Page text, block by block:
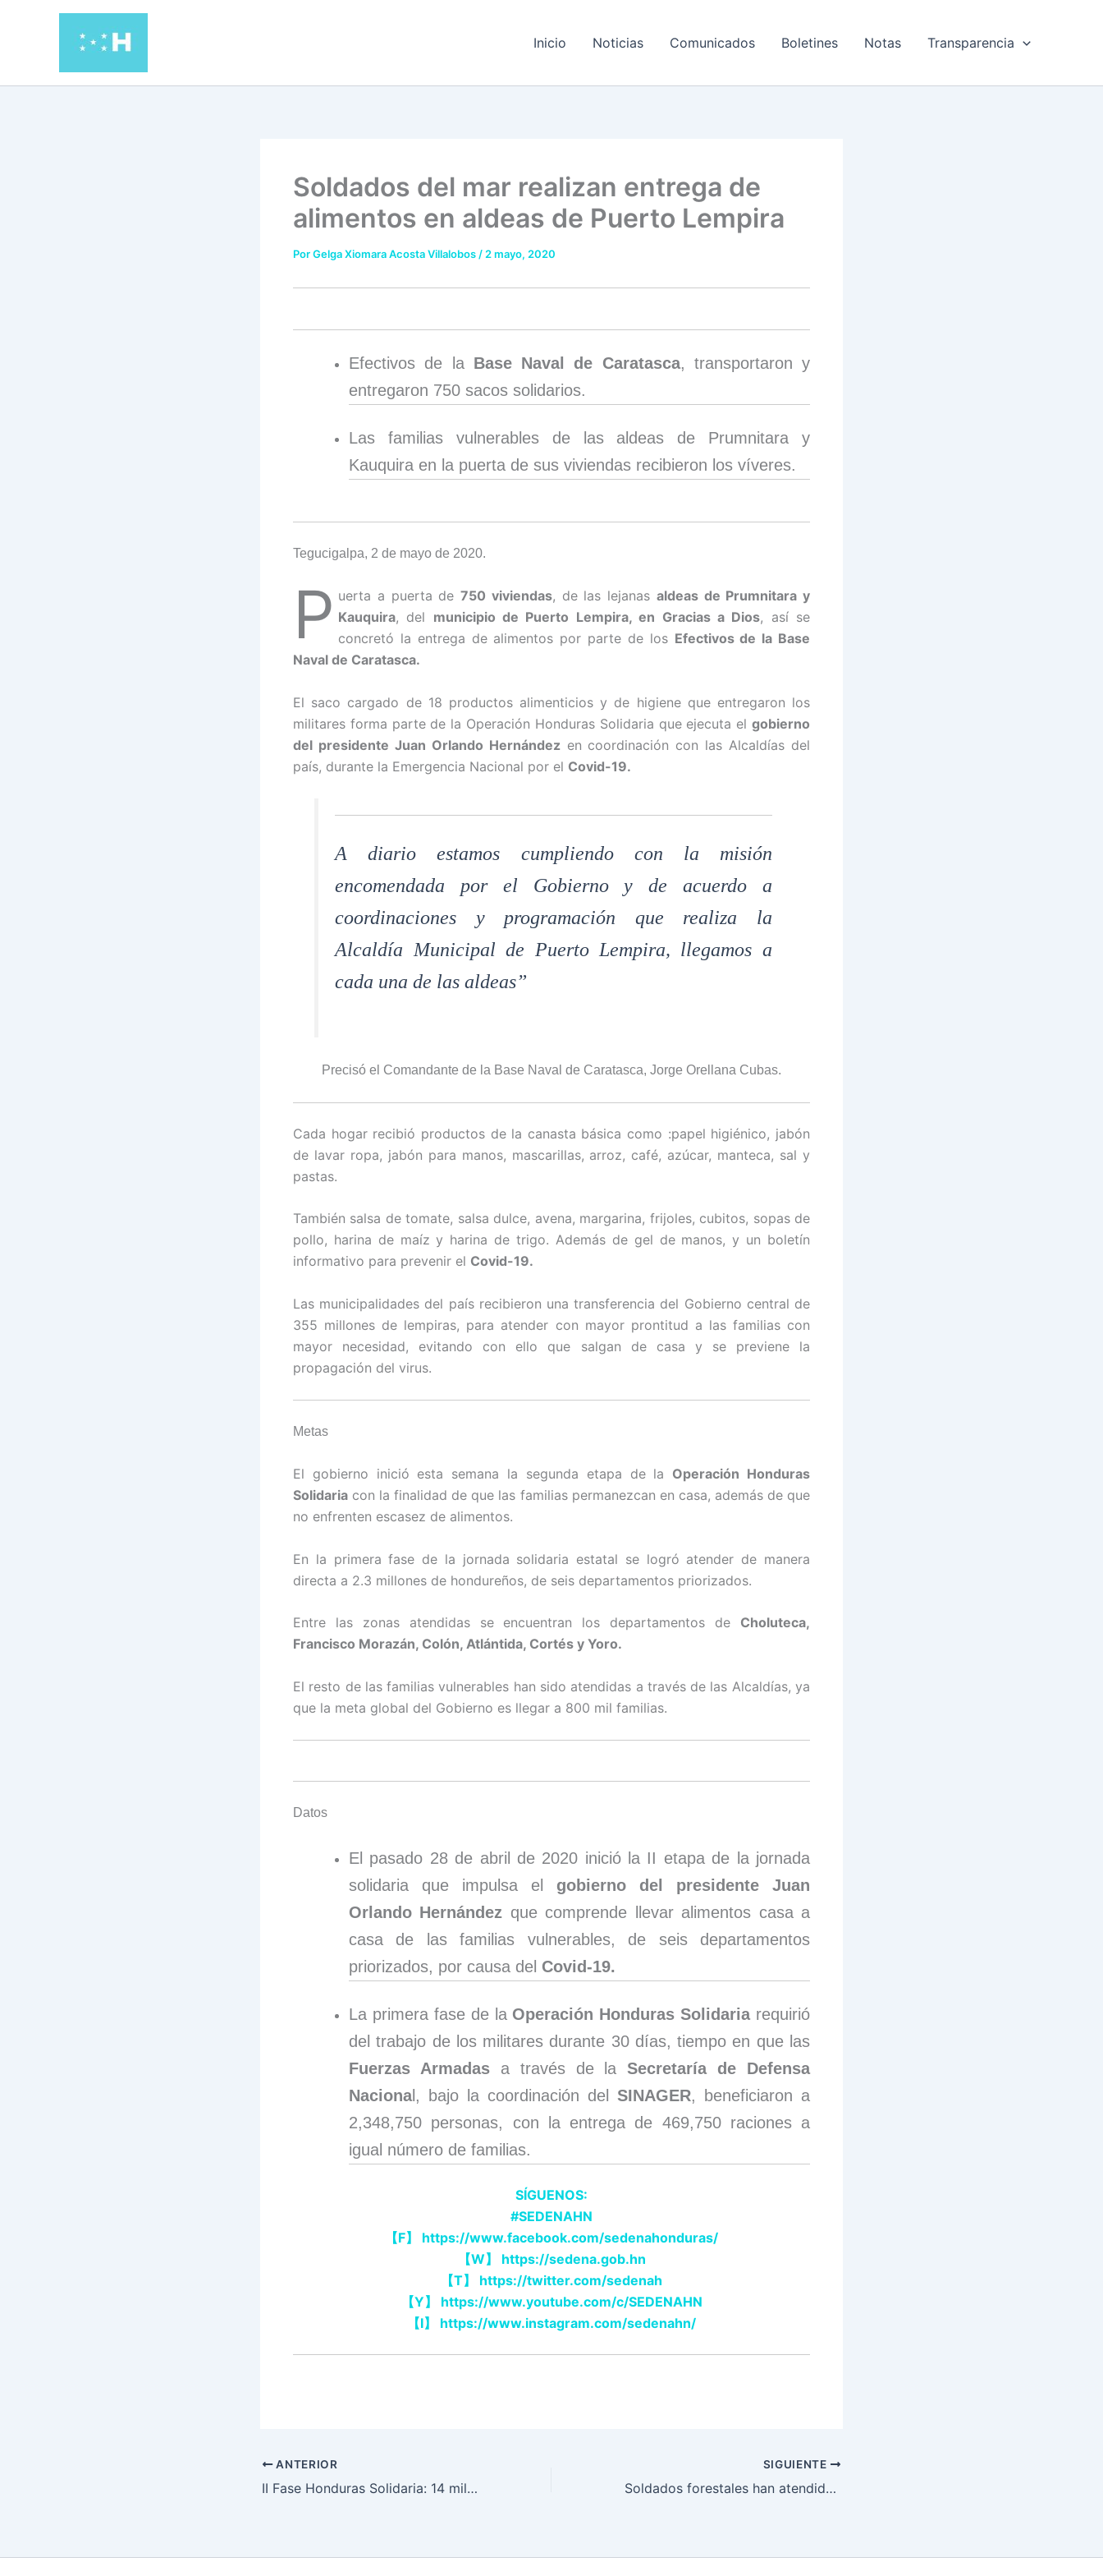
Inicio Noticias Comunicados Boletines Notas Transparencia
Soldados del mar realizan entrega de
alimentos en aldeas de Puerto Lempira
PorGelga Xiomara Acosta Villalobos / 2 mayo, 2020
Efectivos de la Base Naval de Caratasca, transportaron y
entregaron 750 sacos solidarios.
Las familias vulnerables de las aldeas de Prumnitara y
Kauquira en la puerta de sus viviendas recibieron los víveres.
Tegucigalpa, 2 de mayo de 2020.
P uerta a puerta de 750 viviendas, de las lejanas aldeas de Prumnitara y
Kauquira, del municipio de Puerto Lempira, en Gracias a Dios, así se
concretó la entrega de alimentos por parte de los Efectivos de la Base
Naval de Caratasca.
El saco cargado de 18 productos alimenticios y de higiene que entregaron los
militares forma parte de la Operación Honduras Solidaria que ejecuta el gobierno
del presidente Juan Orlando Hernándezen coordinación con las Alcaldías del
país, durante la Emergencia Nacional por el Covid-19.
A diario estamos cumpliendo con la misión
encomendada por el Gobierno y de acuerdo a
coordinaciones y programación que realiza la
Alcaldía Municipal de Puerto Lempira, llegamos a
cada una de las aldeas”
Precisó el Comandante de la Base Naval de Caratasca, Jorge Orellana Cubas.
Cada hogar recibió productos de la canasta básica como :papel higiénico, jabón
de lavar ropa, jabón para manos, mascarillas, arroz, café, azúcar, manteca, sal y
pastas.
También salsa de tomate, salsa dulce, avena, margarina, frijoles, cubitos, sopas de
pollo, harina de maíz y harina de trigo. Además de gel de manos, y un boletín
informativo para prevenir el Covid-19.
Las municipalidades del país recibieron una transferencia del Gobierno central de
355 millones de lempiras, para atender con mayor prontitud a las familias con
mayor necesidad, evitando con ello que salgan de casa y se previene la
propagación del virus.
Metas
El gobierno inició esta semana la segunda etapa de la Operación Honduras
Solidaria con la finalidad de que las familias permanezcan en casa, además de que
no enfrenten escasez de alimentos.
En la primera fase de la jornada solidaria estatal se logró atender de manera
directa a 2.3 millones de hondureños, de seis departamentos priorizados.
Entre las zonas atendidas se encuentran los departamentos de Choluteca,
Francisco Morazán, Colón, Atlántida, Cortés y Yoro.
El resto de las familias vulnerables han sido atendidas a través de las Alcaldías, ya
que la meta global del Gobierno es llegar a 800 mil familias.
Datos
El pasado 28 de abril de 2020 inició la II etapa de la jornada
solidaria que impulsa el gobierno del presidente Juan
Orlando Hernández que comprende llevar alimentos casa a
casa de las familias vulnerables, de seis departamentos
priorizados, por causa del Covid-19.
La primera fase de laOperación Honduras Solidariarequirió
del trabajo de los militares durante 30 días, tiempo en que las
Fuerzas Armadasa través de laSecretaría de Defensa
Nacional, bajo la coordinación del SINAGER, beneficiaron a
2,348,750 personas, con la entrega de 469,750 raciones a
igual número de familias.
SÍGUENOS:
#SEDENAHN
【F】
https://www.facebook.com/sedenahonduras/
【W】
https://sedena.gob.hn
【T】
https://twitter.com/sedenah
【Y】
https://www.youtube.com/c/SEDENAHN
【I】 https://www.instagram.com/sedenahn/
ANTERIOR
II Fase Honduras Solidaria: 14 mil familias vulnerables del Distrito son asistidas con alimentos
SIGUIENTE
Soldados forestales han atendido por tierra y aire 638 incendios este año